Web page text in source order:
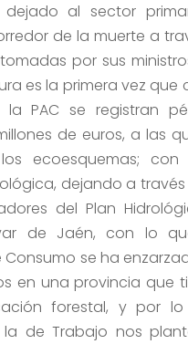
dejado al sector
de la muerte a
por sus
es la primera vez que
PAC se registran
de euros, a las
ecoesquemas;
dejando a
del Plan
de Jaén, con lo
Consumo se ha
en una provincia que
forestal, y por
la de Trabajo nos